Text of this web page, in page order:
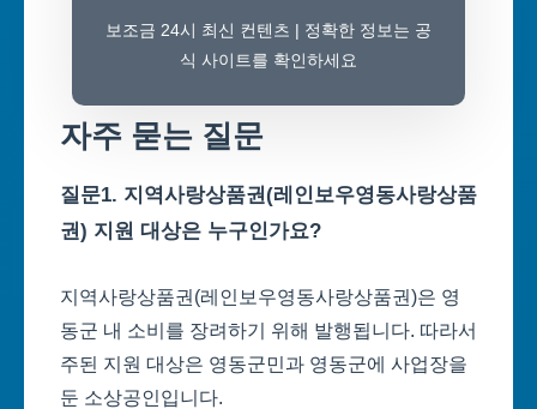
보조금 24시 최신 컨텐츠 | 정확한 정보는 공
식 사이트를 확인하세요
자주 묻는 질문
질문1. 지역사랑상품권(레인보우영동사랑상품
권) 지원 대상은 누구인가요?
지역사랑상품권(레인보우영동사랑상품권)은 영
동군 내 소비를 장려하기 위해 발행됩니다. 따라서
주된 지원 대상은 영동군민과 영동군에 사업장을
둔 소상공인입니다.